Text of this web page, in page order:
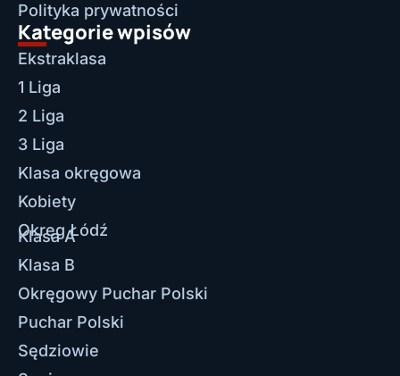
Polityka prywatności
Kategorie wpisów
Ekstraklasa
1 Liga
2 Liga
3 Liga
Klasa okręgowa
Kobiety
Okręg Łódź
Klasa A
Klasa B
Okręgowy Puchar Polski
Puchar Polski
Sędziowie